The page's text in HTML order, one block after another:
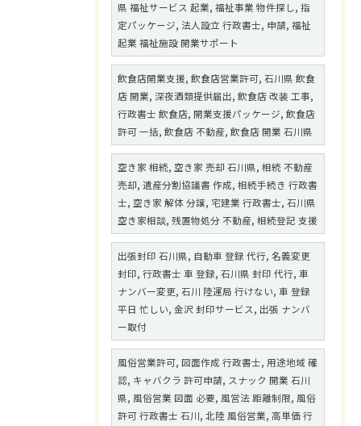
県 福祉サービス 起業, 福祉事業 物件探し, 指
定パッケージ, 法人設立 行政書士, 申請, 福祉
起業 福祉施設 開業サポート
飲食店開業支援, 飲食店営業許可, 石川県 飲食
店 開業, 深夜酒類提供届出, 飲食店 改装 工事,
行政書士 飲食店, 開業支援パッケージ, 飲食店
許可 一括, 飲食店 不動産, 飲食店 開業 石川県
空き家 相続, 空き家 売却 石川県, 相続 不動産
売却, 遺産分割協議書 作成, 相続手続き 行政書
士, 空き家 解体 分譲, 宅建業 行政書士, 石川県
空き家相談, 残置物処分 不動産, 相続登記 支援
出張封印 石川県, 自動車 登録 代行, 名義変更
封印, 行政書士 車 登録, 石川県 封印 代行, 車
ナンバー変更, 石川 陸運局 行けない, 車 登録
平日 忙しい, 金沢 封印サービス, 出張 ナンバ
ー取付
風俗営業許可, 図面作成 行政書士, 用途地域 確
認, キャバクラ 許可申請, スナック 開業 石川
県, 風俗営業 図面 必要, 風営法 距離制限, 風俗
許可 行政書士 石川, 北陸 風俗営業, 高単価 行